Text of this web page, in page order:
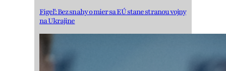
Figeľ: Bez snahy o mier sa EÚ stane stranou vojny
na Ukrajine